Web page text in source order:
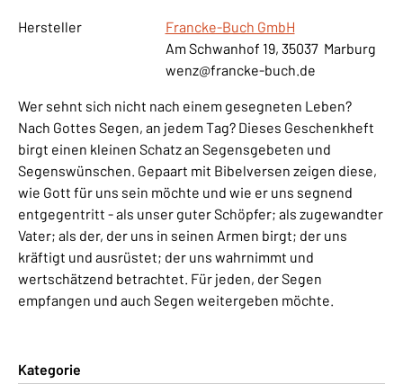
Hersteller
Francke-Buch GmbH
Am Schwanhof 19, 35037 Marburg
wenz@francke-buch.de
Wer sehnt sich nicht nach einem gesegneten Leben?
Nach Gottes Segen, an jedem Tag? Dieses Geschenkheft
birgt einen kleinen Schatz an Segensgebeten und
Segenswünschen. Gepaart mit Bibelversen zeigen diese,
wie Gott für uns sein möchte und wie er uns segnend
entgegentritt - als unser guter Schöpfer; als zugewandter
Vater; als der, der uns in seinen Armen birgt; der uns
kräftigt und ausrüstet; der uns wahrnimmt und
wertschätzend betrachtet. Für jeden, der Segen
empfangen und auch Segen weitergeben möchte.
Kategorie